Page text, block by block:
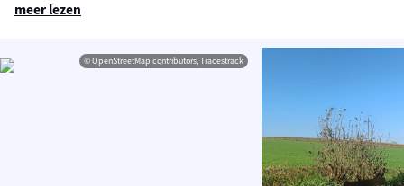
meer lezen
© OpenStreetMap contributors, Tracestrack